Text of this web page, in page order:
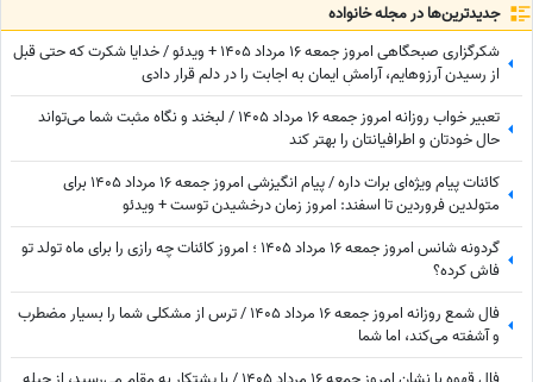
جدید‌ترین‌ها در مجله خانواده
شکرگزاری صبحگاهی امروز جمعه 16 مرداد 1405 + ویدئو / خدایا شکرت که حتی قبل
از رسیدن آرزوهایم، آرامشِ ایمان به اجابت را در دلم قرار دادی
تعبیر خواب روزانه امروز جمعه 16 مرداد 1405 / لبخند و نگاه مثبت شما می‌تواند
حال خودتان و اطرافیانتان را بهتر کند
کائنات پیام ویژه‌ای برات داره / پیام انگیزشی امروز جمعه 16 مرداد 1405 برای
متولدین فروردین تا اسفند: امروز زمان درخشیدن توست + ویدئو
گردونه شانس امروز جمعه 16 مرداد 1405 ؛ امروز کائنات چه رازی را برای ماه تولد تو
فاش کرده؟
فال شمع روزانه امروز جمعه 16 مرداد 1405 / ترس از مشکلی شما را بسیار مضطرب
و آشفته می‌کند، اما شما